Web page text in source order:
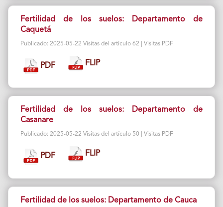
Fertilidad de los suelos: Departamento de
Caquetá
Publicado: 2025-05-22 Visitas del artículo 62 | Visitas PDF
PDF FLIP
Fertilidad de los suelos: Departamento de
Casanare
Publicado: 2025-05-22 Visitas del artículo 50 | Visitas PDF
PDF FLIP
Fertilidad de los suelos: Departamento de Cauca